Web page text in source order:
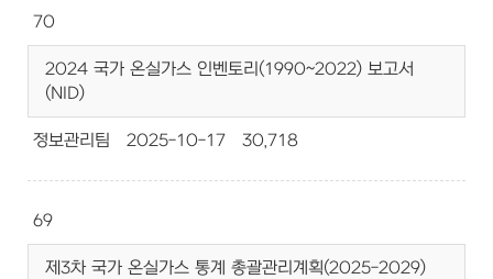
70
2024 국가 온실가스 인벤토리(1990~2022) 보고서
(NID)
정보관리팀 2025-10-17 30,718
69
제3차 국가 온실가스 통계 총괄관리계획(2025-2029)